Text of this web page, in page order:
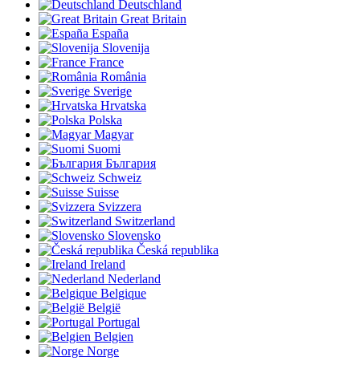
Deutschland
Great Britain
España
Slovenija
France
România
Sverige
Hrvatska
Polska
Magyar
Suomi
България
Schweiz
Suisse
Svizzera
Switzerland
Slovensko
Česká republika
Ireland
Nederland
Belgique
België
Portugal
Belgien
Norge